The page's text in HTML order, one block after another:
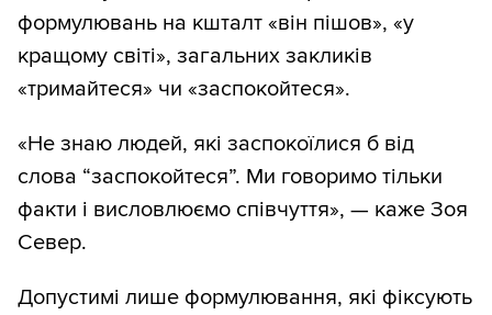
формулювань на кшталт «він пішов», «у
кращому світі», загальних закликів
«тримайтеся» чи «заспокойтеся».
«Не знаю людей, які заспокоїлися б від
слова “заспокойтеся”. Ми говоримо тільки
факти і висловлюємо співчуття», — каже Зоя
Север.
Допустимі лише формулювання, які фіксують